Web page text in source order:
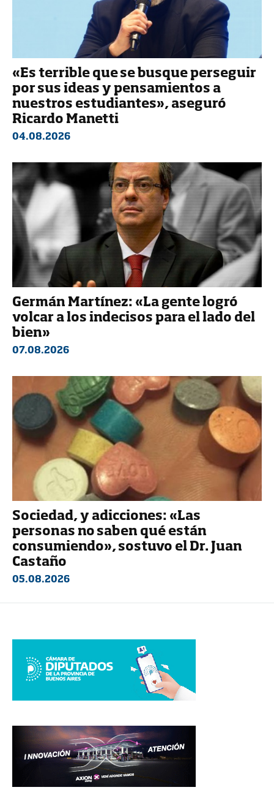
«Es terrible que se busque perseguir
por sus ideas y pensamientos a
nuestros estudiantes», aseguró
Ricardo Manetti
04.08.2026
Germán Martínez: «La gente logró
volcar a los indecisos para el lado del
bien»
07.08.2026
Sociedad, y adicciones: «Las
personas no saben qué están
consumiendo», sostuvo el Dr. Juan
Castaño
05.08.2026